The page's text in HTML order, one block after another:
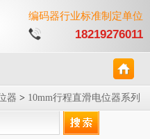
编码器行业标准制定单位
18219276011
器 > 10mm行程直滑电位器系列